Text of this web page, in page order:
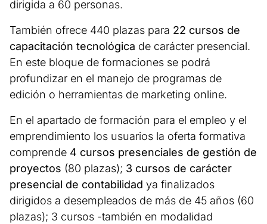
dirigida a 60 personas.
También ofrece 440 plazas para 22 cursos de
capacitación tecnológica de carácter presencial.
En este bloque de formaciones se podrá
profundizar en el manejo de programas de
edición o herramientas de marketing online.
En el apartado de formación para el empleo y el
emprendimiento los usuarios la oferta formativa
comprende 4 cursos presenciales de gestión de
proyectos (80 plazas); 3 cursos de carácter
presencial de contabilidad ya finalizados
dirigidos a desempleados de más de 45 años (60
plazas); 3 cursos -también en modalidad